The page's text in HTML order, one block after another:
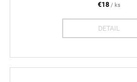
€18 / ks
DETAIL